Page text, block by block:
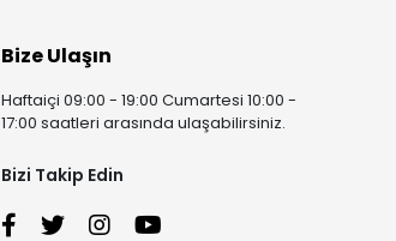
Bize Ulaşın
Haftaiçi 09:00 - 19:00 Cumartesi 10:00 -
17:00 saatleri arasında ulaşabilirsiniz.
Bizi Takip Edin